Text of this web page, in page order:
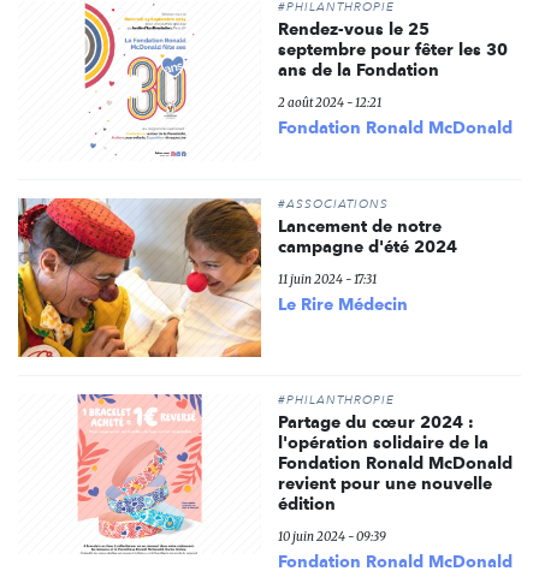
#PHILANTHROPIE
Rendez-vous le 25
septembre pour fêter les 30
ans de la Fondation
2 août 2024 - 12:21
Fondation Ronald McDonald
#ASSOCIATIONS
Lancement de notre
campagne d'été 2024
11 juin 2024 - 17:31
Le Rire Médecin
#PHILANTHROPIE
Partage du cœur 2024 :
l'opération solidaire de la
Fondation Ronald McDonald
revient pour une nouvelle
édition
10 juin 2024 - 09:39
Fondation Ronald McDonald